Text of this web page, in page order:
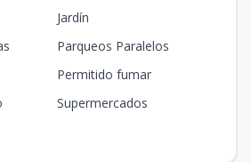
Jardín
Parqueos Paralelos
Permitido fumar
Supermercados